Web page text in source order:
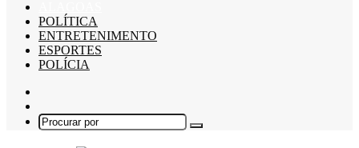
POLÍTICA
ENTRETENIMENTO
ESPORTES
POLÍCIA
skin
Procurar